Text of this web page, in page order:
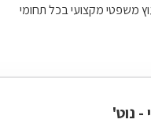
ייעוץ משפטי מקצועי בכל תחומי
- נוט'